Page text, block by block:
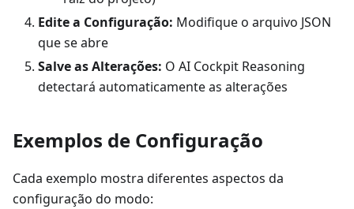
Edite a Configuração: Modifique o arquivo JSON
que se abre
Salve as Alterações: O AI Cockpit Reasoning
detectará automaticamente as alterações
Exemplos de Configuração
Cada exemplo mostra diferentes aspectos da
configuração do modo: